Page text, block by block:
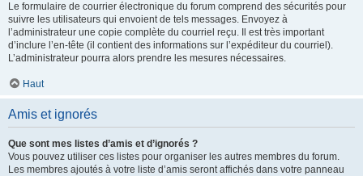
Le formulaire de courrier électronique du forum comprend des sécurités pour
suivre les utilisateurs qui envoient de tels messages. Envoyez à
l’administrateur une copie complète du courriel reçu. Il est très important
d’inclure l’en-tête (il contient des informations sur l’expéditeur du courriel).
L’administrateur pourra alors prendre les mesures nécessaires.
Haut
Amis et ignorés
Que sont mes listes d’amis et d’ignorés ?
Vous pouvez utiliser ces listes pour organiser les autres membres du forum.
Les membres ajoutés à votre liste d’amis seront affichés dans votre panneau